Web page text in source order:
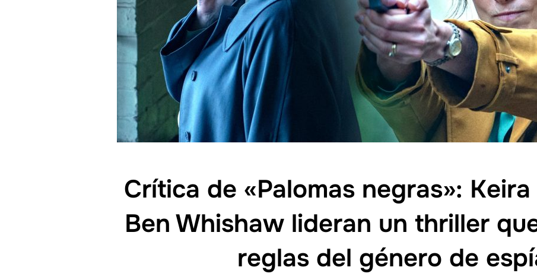
Crítica de «Palomas negras»:
Ben Whishaw lideran un thriller
reglas del género de